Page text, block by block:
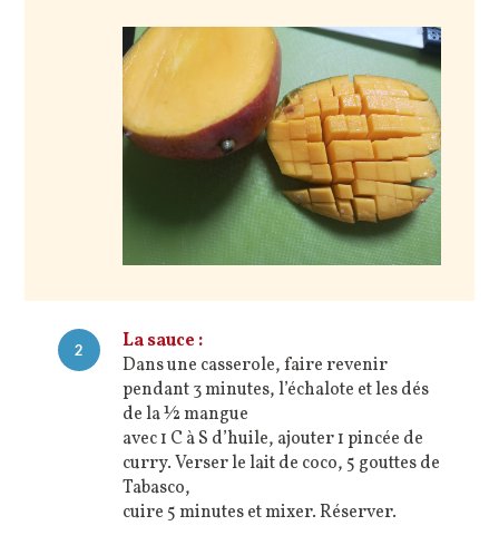
2
La sauce :
Dans une casserole, faire revenir
pendant 3 minutes, l’échalote et les dés
de la ½ mangue
avec 1 C à S d’huile, ajouter 1 pincée de
curry. Verser le lait de coco, 5 gouttes de
Tabasco,
cuire 5 minutes et mixer. Réserver.